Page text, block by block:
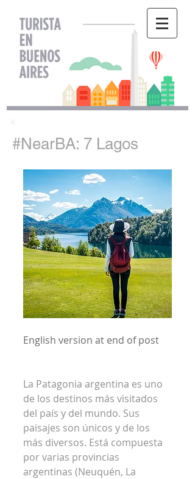
#NearBA: 7 Lagos
English version at end of post
La Patagonia argentina es uno
de los destinos más visitados
del país y del mundo. Sus
paisajes son únicos y de los
más diversos. Está compuesta
por varias provincias
argentinas (Neuquén, La